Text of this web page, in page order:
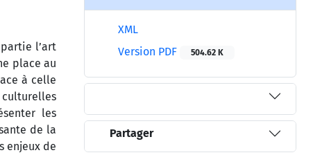
l’art
place au
à celle
culturelles
les
de la
enjeux de
XML
Version PDF
504.62 K
Partager